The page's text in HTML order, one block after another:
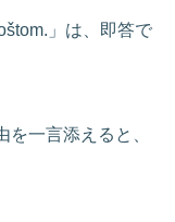
」は、即答で
一言添えると、